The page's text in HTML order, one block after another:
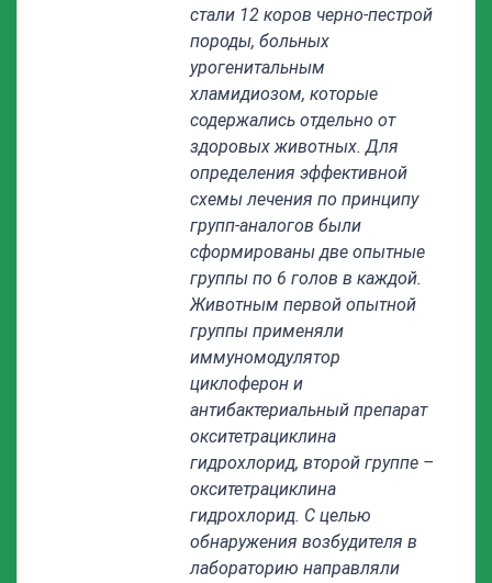
стали 12 коров черно-пестрой
породы, больных
урогенитальным
хламидиозом, которые
содержались отдельно от
здоровых животных. Для
определения эффективной
схемы лечения по принципу
групп-аналогов были
сформированы две опытные
группы по 6 голов в каждой.
Животным первой опытной
группы применяли
иммуномодулятор
циклоферон и
антибактериальный препарат
окситетрациклина
гидрохлорид, второй группе –
окситетрациклина
гидрохлорид. C целью
обнаружения возбудителя в
лабораторию направляли